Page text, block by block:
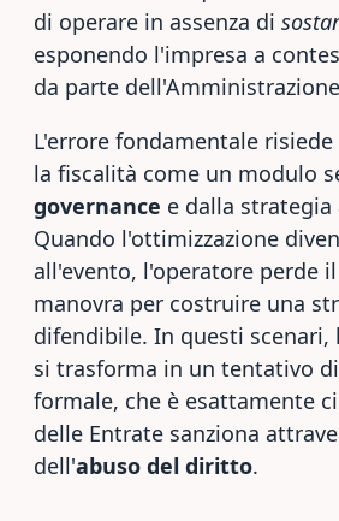
di operare in assenza di
esponendo l'impresa a
da parte
L'errore fondamentale
la fiscalità come un modulo
governance e dalla strategia
Quando l'ottimizzazione
all'evento, l'operatore perde
manovra per costruire una
difendibile. In questi scenari,
si trasforma in un tentativo
formale, che è esattamente
delle Entrate sanziona
dell'abuso del diritto.